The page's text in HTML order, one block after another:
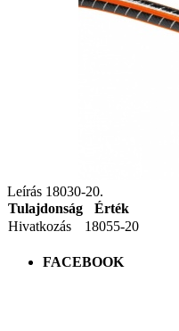
Leírás 18030-20.
Tulajdonság
Érték
Hivatkozás
18055-20
FACEBOOK